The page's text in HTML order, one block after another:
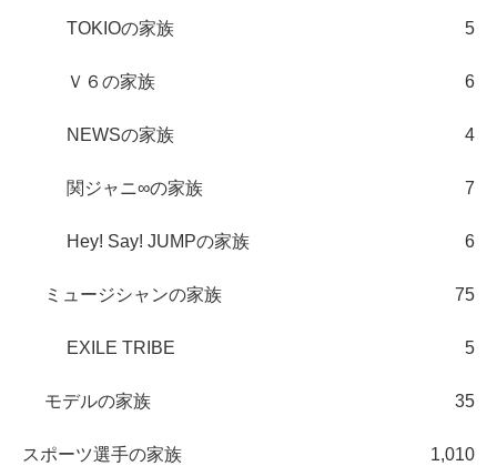
TOKIOの家族 5
Ｖ６の家族 6
NEWSの家族 4
関ジャニ∞の家族 7
Hey! Say! JUMPの家族 6
ミュージシャンの家族 75
EXILE TRIBE 5
モデルの家族 35
スポーツ選手の家族 1,010